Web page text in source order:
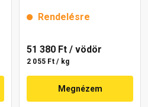
Rendelésre
51 380 Ft / vödör
2 055 Ft / kg
Megnézem